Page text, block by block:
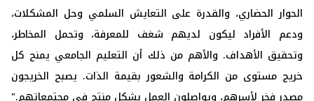
الحوار الحضاري، والقدرة على التعايش السلمي وحل المشكلات،
ودعم الأفراد ليكون لديهم شغف للمعرفة، وتحمل المخاطر،
وتحقيق الأهداف. والأهم من ذلك أن التعليم الجامعي يمنح كل
خريج مستوى من الكرامة والشعور بقيمة الذات. يصبح الخريجون